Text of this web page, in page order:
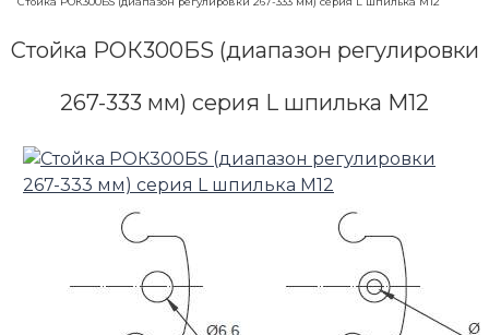
Стойка РОК300БS (диапазон регулировки
267-333 мм) серия L шпилька М12